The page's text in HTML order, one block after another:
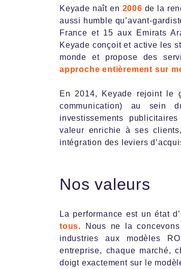
Keyade naît en 2006 de la
aussi humble qu’avant-
France et 15 aux Emirats
Keyade conçoit et active les
monde et propose des
approche entièrement sur
En 2014, Keyade rejoint le
communication) au sein
investissements
valeur enrichie à ses
intégration des leviers
Nos valeurs
La performance est un état
tous. Nous ne la
industries aux modèles
entreprise, chaque marché,
doigt exactement sur le